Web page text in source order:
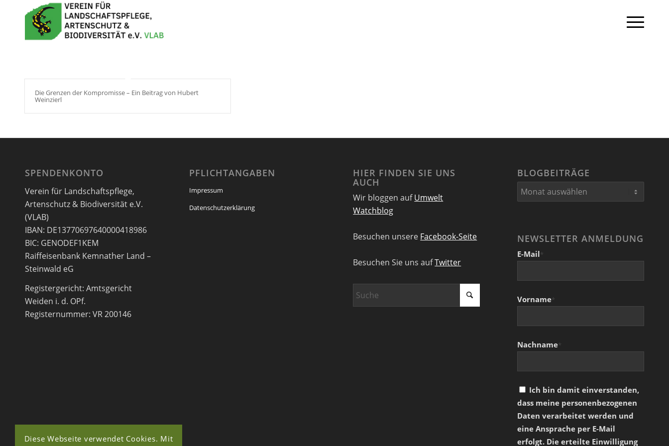
Die Grenzen der Kompromisse – Ein Beitrag von Hubert
Weinzierl
SPENDENKONTO
Verein für Landschaftspflege,
Artenschutz & Biodiversität e.V.
(VLAB)
IBAN: DE13770697640000418986
BIC: GENODEF1KEM
Raiffeisenbank Kemnather Land –
Steinwald eG
Registergericht: Amtsgericht
Weiden i. d. OPf.
Registernummer: VR 200146
PFLICHTANGABEN
Impressum
Datenschutzerklärung
HIER FINDEN SIE UNS
AUCH
Wir bloggen aufUmwelt
Watchblog
Besuchen unsere Facebook-Seite
Besuchen Sie uns aufTwitter
BLOGBEITRÄGE
NEWSLETTER ANMELDUNG
E-Mail*
Vorname*
Nachname*
Ich bin damit einverstanden,
dass meine personenbezogenen
Daten verarbeitet werden und
eine Ansprache per E-Mail
erfolgt. Die erteilte Einwilligung
Diese Webseite verwendet Cookies. Mit